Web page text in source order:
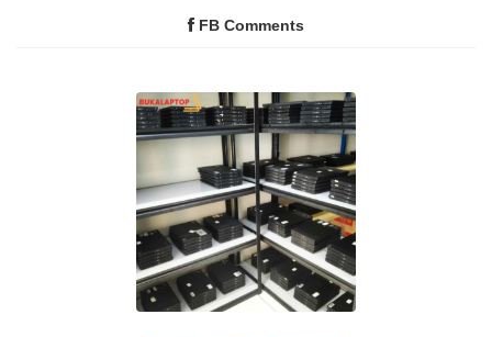
FB Comments